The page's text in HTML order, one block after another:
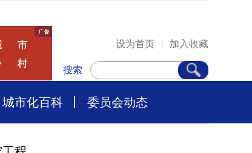
设为首页 | 加入收藏
搜索
城市化百科 委员会动态